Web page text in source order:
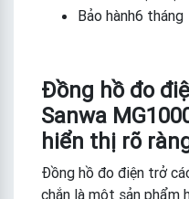
Bảo hành6 tháng
Đồng hồ đo
Sanwa
hiển thị rõ
Đồng hồ đo điện trở
chắn là một sản phẩm